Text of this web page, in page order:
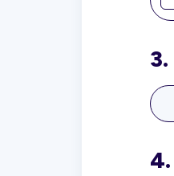
3.
4.